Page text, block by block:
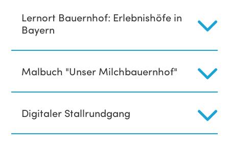
Lernort Bauernhof: Erlebnishöfe in
Bayern
Malbuch "Unser Milchbauernhof"
Digitaler Stallrundgang